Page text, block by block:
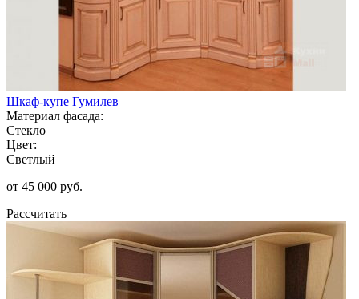
Шкаф-купе Гумилев
Материал фасада:
Стекло
Цвет:
Светлый
от 45 000 руб.
Рассчитать